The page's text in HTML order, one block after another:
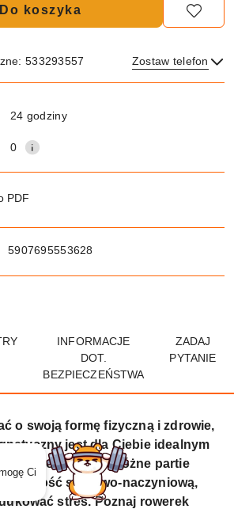
Do koszyka
533293557 Zostaw telefon
24 godziny
0
PDF
5907695553628
INFORMACJE
DOT.
BEZPIECZEŃSTWA
ZADAJ
PYTANIE
o swoją formę fizyczną i zdrowie,
jest dla Ciebie idealnym
Ci on ćwiczyć różne partie
sercowo-naczyniową,
stres. Poznaj rowerek